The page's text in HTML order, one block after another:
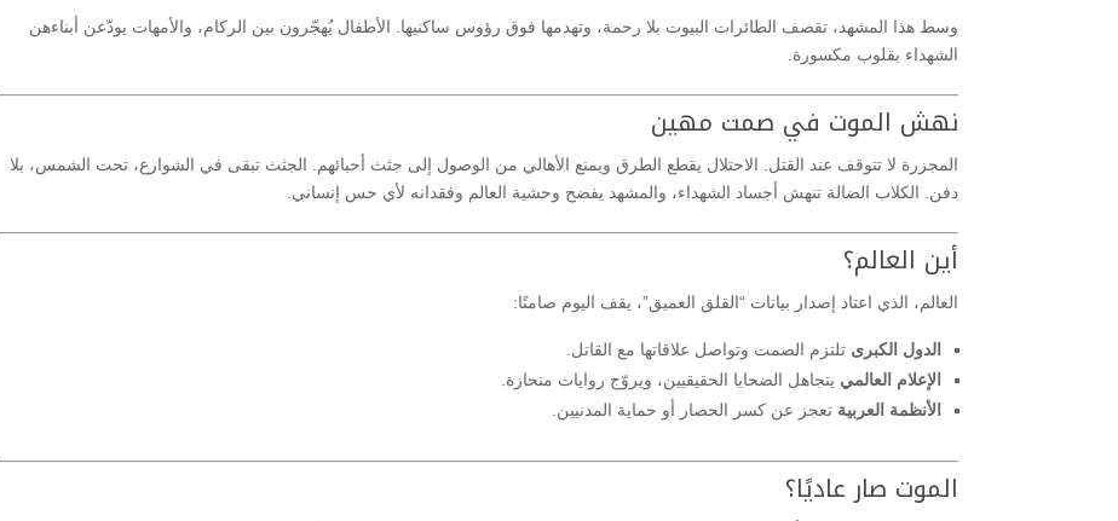
وسط هذا المشهد، تقصف الطائرات البيوت بلا رحمة، وتهدمها فوق رؤوس ساكنيها. الأطفال يُهجّرون بين الركام، والأمهات يودّعن أبناءهن
الشهداء بقلوب مكسورة.
نهش الموت في صمت مهين
المجزرة لا تتوقف عند القتل. الاحتلال يقطع الطرق ويمنع الأهالي من الوصول إلى جثث أحبائهم. الجثث تبقى في الشوارع، تحت الشمس، بلا
دفن. الكلاب الضالة تنهش أجساد الشهداء، والمشهد يفضح وحشية العالم وفقدانه لأي حس إنساني.
أين العالم؟
العالم، الذي اعتاد إصدار بيانات “القلق العميق”، يقف اليوم صامتًا:
الدول الكبرى تلتزم الصمت وتواصل علاقاتها مع القاتل.
الإعلام العالمي يتجاهل الضحايا الحقيقيين، ويروّج روايات منحازة.
الأنظمة العربية تعجز عن كسر الحصار أو حماية المدنيين.
الموت صار عاديًا؟